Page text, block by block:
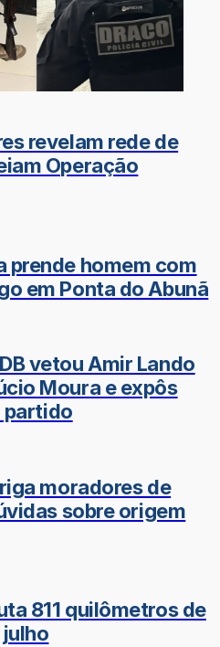
revelam rede de
Operação
prende homem com
em Ponta do Abunã
vetou Amir Lando
Moura e expôs
partido
moradores de
sobre origem
811 quilômetros de